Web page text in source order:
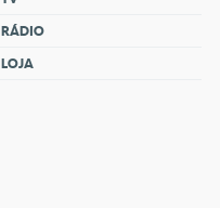
RÁDIO
LOJA